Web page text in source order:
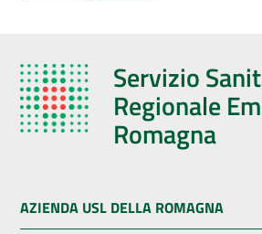
Servizio
Regionale
Romagna
AZIENDA USL DELLA ROMAGNA